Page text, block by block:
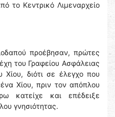
το Κεντρικό Λιμεναρχείο
προέβησαν, πρώτες
του Γραφείου Ασφάλειας
Χίου, διότι σε έλεγχο που
Χίου, πριν τον απόπλου
κατείχε και επέδειξε
γνησιότητας.